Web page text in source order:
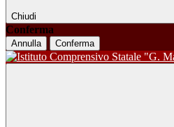
Chiudi
Conferma
Annulla Conferma